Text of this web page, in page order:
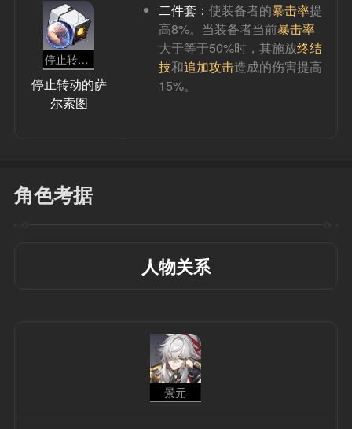
停止转动的萨尔索图
停止转动的萨
尔索图
二件套：使装备者的暴击率提
高8%。当装备者当前暴击率
大于等于50%时，其施放终结
技和追加攻击造成的伤害提高
15%。
角色考据
人物关系
景元